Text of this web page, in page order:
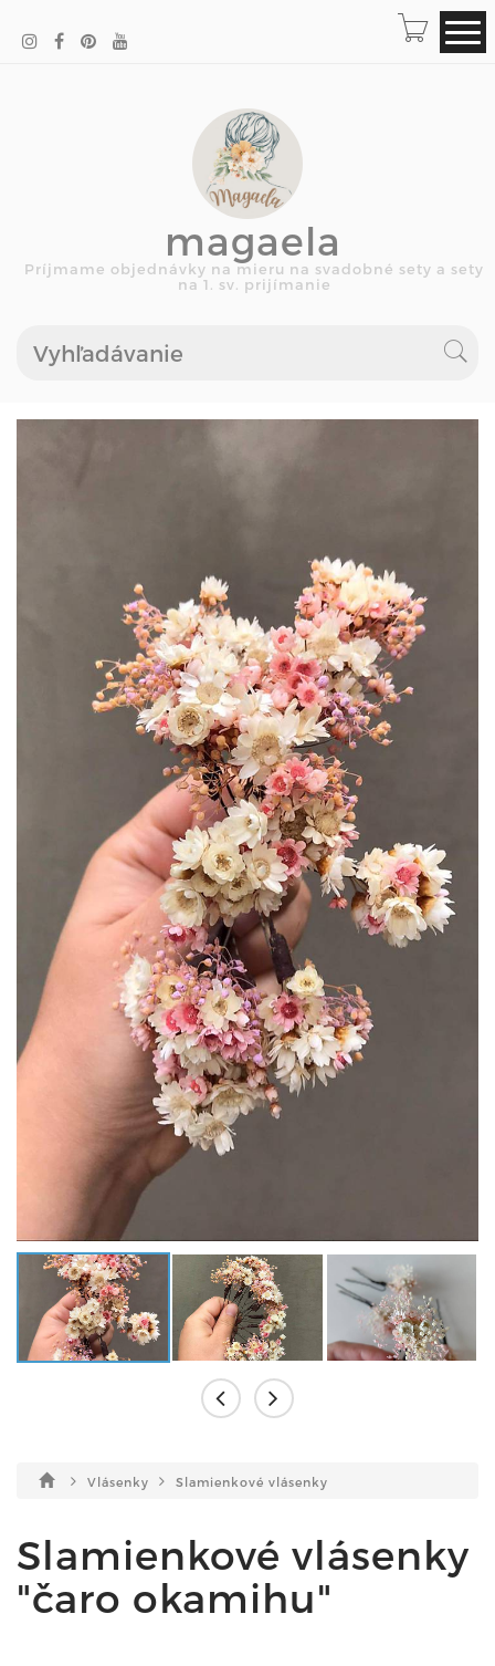
magaela
Príjmame objednávky na mieru na svadobné sety a sety
na 1. sv. prijímanie
Vlásenky Slamienkové vlásenky
Slamienkové vlásenky
"čaro okamihu"